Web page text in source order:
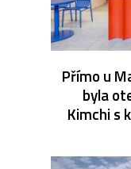
Přímo u
byla
Kimchi s